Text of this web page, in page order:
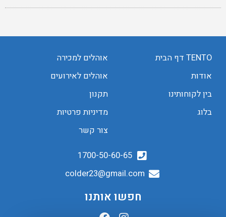
TENTO דף הבית
אודות
בין לקוחותינו
בלוג
אוהלים למכירה
אוהלים לאירועים
תקנון
מדיניות פרטיות
צור קשר
1700-50-60-65
colder23@gmail.com
חפשו אותנו